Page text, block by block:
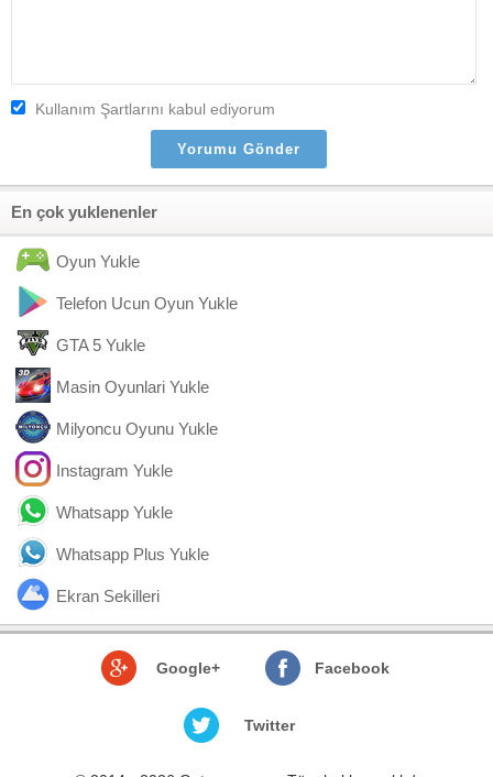
Kullanım Şartlarını kabul ediyorum
En çok yuklenenler
Oyun Yukle
Telefon Ucun Oyun Yukle
GTA 5 Yukle
Masin Oyunlari Yukle
Milyoncu Oyunu Yukle
Instagram Yukle
Whatsapp Yukle
Whatsapp Plus Yukle
Ekran Sekilleri
Google+ Facebook
Twitter